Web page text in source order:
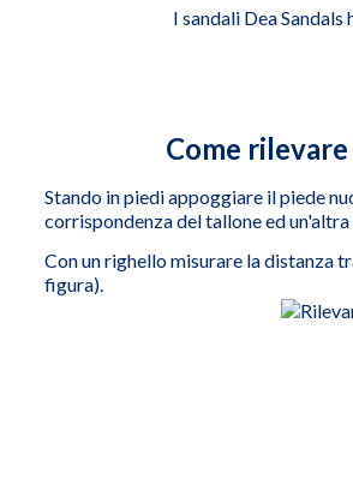
I sandali Dea
Come
Stando in piedi appoggiare il piede
corrispondenza del tallone ed
Con un righello misurare la distanza
figura).